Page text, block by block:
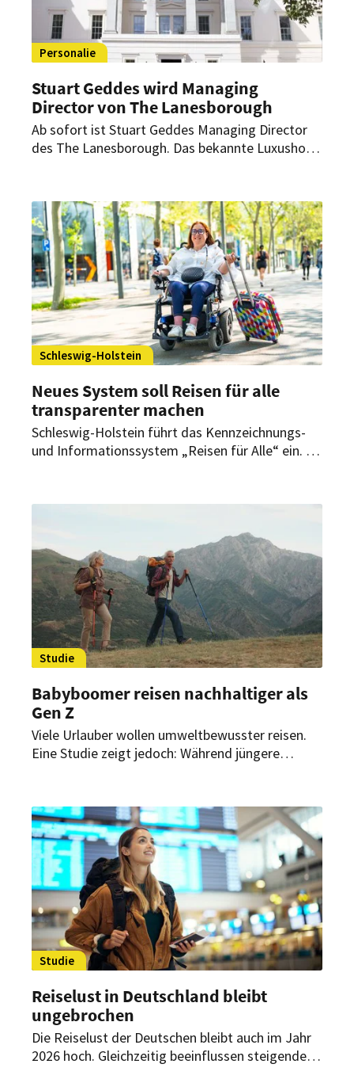
Personalie
Stuart Geddes wird Managing
Director von The Lanesborough
Ab sofort ist Stuart Geddes Managing Director
des The Lanesborough. Das bekannte Luxushotel
Schleswig-Holstein
Neues System soll Reisen für alle
transparenter machen
Schleswig-Holstein führt das Kennzeichnungs-
und Informationssystem „Reisen für Alle“ ein. Es
Studie
Babyboomer reisen nachhaltiger als
Gen Z
Viele Urlauber wollen umweltbewusster reisen.
Eine Studie zeigt jedoch: Während jüngere
entsprechende nachhaltige Maßnahmen deutlich
konsequenter um.
Studie
Reiselust in Deutschland bleibt
ungebrochen
Die Reiselust der Deutschen bleibt auch im Jahr
2026 hoch. Gleichzeitig beeinflussen steigende